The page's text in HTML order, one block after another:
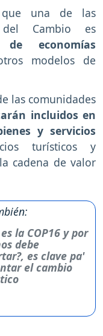
una de las
Cambio es
economías
modelos de
las comunidades
incluidos en
y servicios
turísticos y
cadena de valor
la COP16 y por
debe
es clave pa'
el cambio